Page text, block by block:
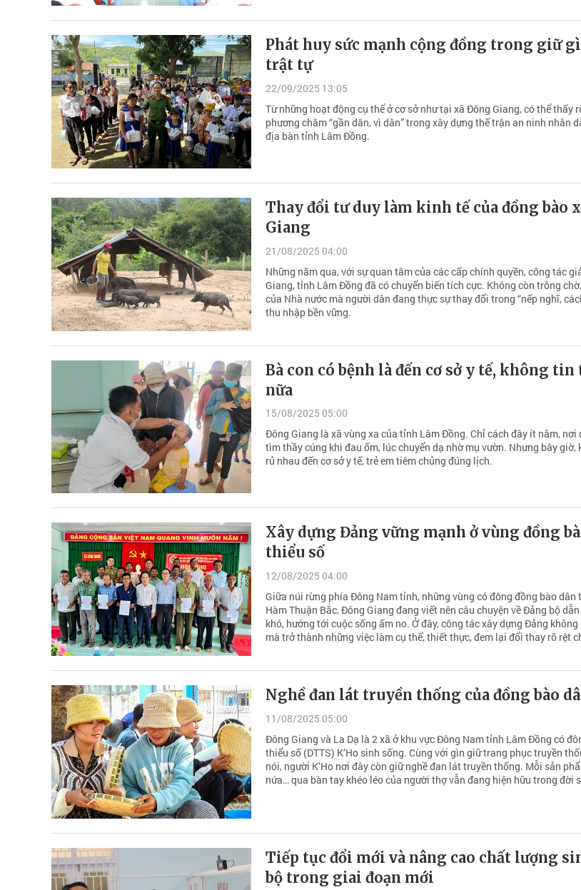
Phát huy sức mạnh cộng đồng trong giữ
trật tự
22/09/2025 13:05
Từ những hoạt động cụ thể ở cơ sở như tại xã Đông Giang, có thể thấy
phương châm “gần dân, vì dân” trong xây dựng thế trận an ninh nhân
địa bàn tỉnh Lâm Đồng.
Thay đổi tư duy làm kinh tế của đồng bào
Giang
21/08/2025 04:00
Những năm qua, với sự quan tâm của các cấp chính quyền, công tác
Giang, tỉnh Lâm Đồng đã có chuyển biến tích cực. Không còn trông
của Nhà nước mà người dân đang thực sự thay đổi trong “nếp nghĩ,
thu nhập bền vững.
Bà con có bệnh là đến cơ sở y tế, không
nữa
15/08/2025 05:00
Đông Giang là xã vùng xa của tỉnh Lâm Đồng. Chỉ cách đây ít năm, nơi
tìm thầy cúng khi đau ốm, lúc chuyển dạ nhờ mụ vườn. Nhưng bây giờ,
rủ nhau đến cơ sở y tế, trẻ em tiêm chủng đúng lịch.
Xây dựng Đảng vững mạnh ở vùng đồng
thiểu số
12/08/2025 04:00
Giữa núi rừng phía Đông Nam tỉnh, những vùng có đông đồng bào dân
Hàm Thuận Bắc, Đông Giang đang viết nên câu chuyện về Đảng bộ
khó, hướng tới cuộc sống ấm no. Ở đây, công tác xây dựng Đảng
mà trở thành những việc làm cụ thể, thiết thực, đem lại đổi thay rõ rệt
Nghề đan lát truyền thống của đồng bào
11/08/2025 05:00
Đông Giang và La Dạ là 2 xã ở khu vực Đông Nam tỉnh Lâm Đồng có
thiểu số (DTTS) K’Ho sinh sống. Cùng với gìn giữ trang phục truyền
nói, người K’Ho nơi đây còn giữ nghề đan lát truyền thống. Mỗi sản
nứa… qua bàn tay khéo léo của người thợ vẫn đang hiện hữu trong đời
Tiếp tục đổi mới và nâng cao chất lượng
bộ trong giai đoạn mới